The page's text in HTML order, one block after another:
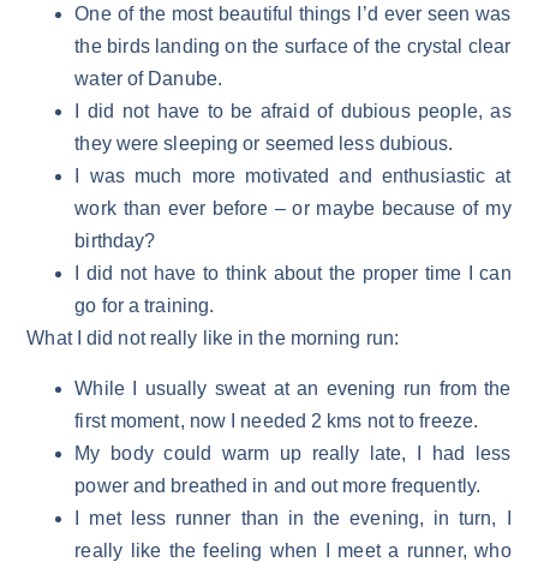
One of the most beautiful things I’d ever seen was
the birds landing on the surface of the crystal clear
water of Danube.
I did not have to be afraid of dubious people, as
they were sleeping or seemed less dubious.
I was much more motivated and enthusiastic at
work than ever before – or maybe because of my
birthday?
I did not have to think about the proper time I can
go for a training.
What I did not really like in the morning run:
While I usually sweat at an evening run from the
first moment, now I needed 2 kms not to freeze.
My body could warm up really late, I had less
power and breathed in and out more frequently.
I met less runner than in the evening, in turn, I
really like the feeling when I meet a runner, who